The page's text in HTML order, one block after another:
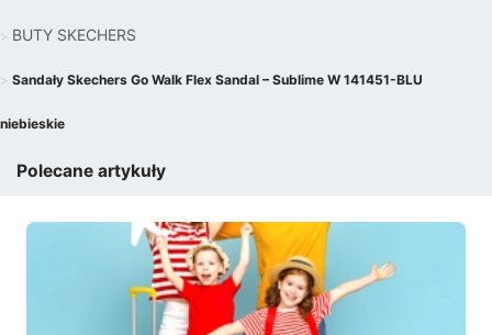
BUTY SKECHERS
Sandały Skechers Go Walk Flex Sandal – Sublime W 141451-BLU
niebieskie
Polecane artykuły